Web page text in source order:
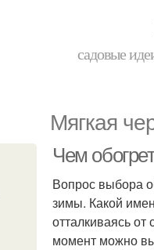
садовые
Мягкая
Чем
Вопрос выбора
зимы. Какой
отталкиваясь
момент можно